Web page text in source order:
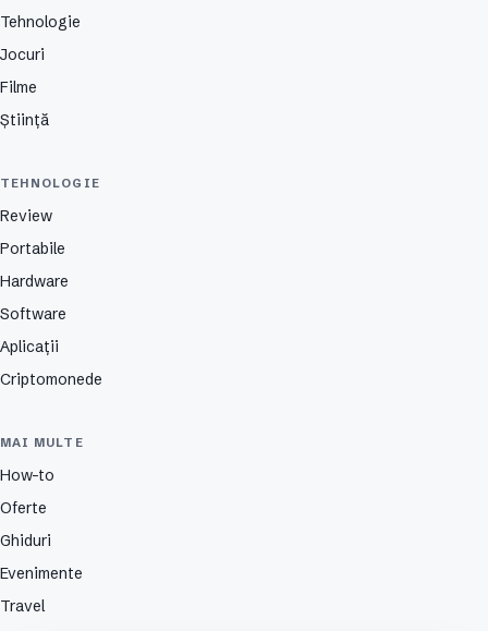
Tehnologie
Jocuri
Filme
Știință
TEHNOLOGIE
Review
Portabile
Hardware
Software
Aplicații
Criptomonede
MAI MULTE
How-to
Oferte
Ghiduri
Evenimente
Travel